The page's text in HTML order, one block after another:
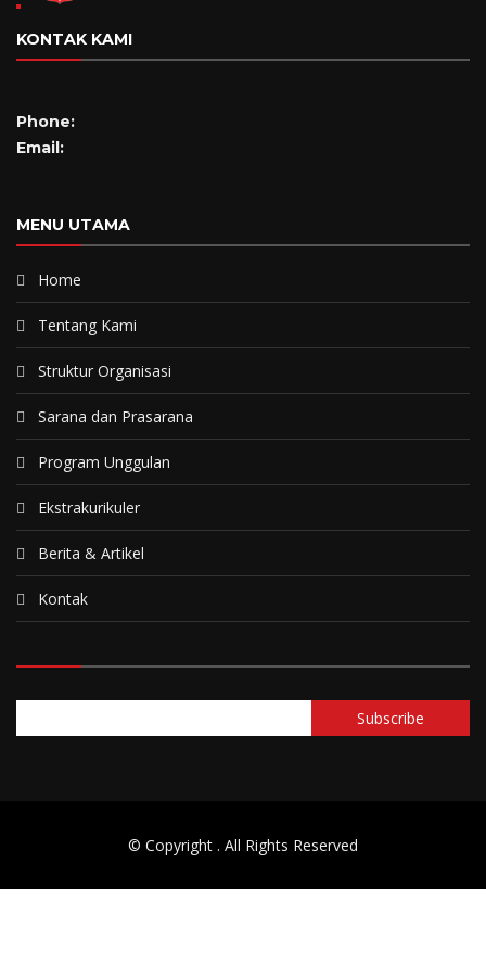
KONTAK KAMI
Phone:
Email:
MENU UTAMA
Home
Tentang Kami
Struktur Organisasi
Sarana dan Prasarana
Program Unggulan
Ekstrakurikuler
Berita & Artikel
Kontak
© Copyright . All Rights Reserved